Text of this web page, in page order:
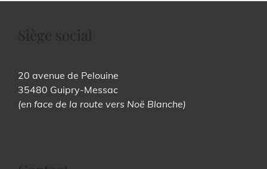
20 avenue de Pelouine
35480 Guipry-Messac
(en face de la route vers Noë Blanche)